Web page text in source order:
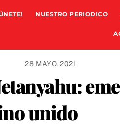
NUESTRO PERIODICO
28 MAYO, 2021
unido